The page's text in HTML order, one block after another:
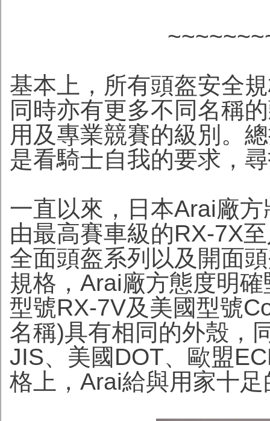
基本上，所有頭盔安全
同時亦有更多不同名稱
用及專業競賽的級別。
是看騎士自我的要求，
一直以來，日本Arai廠
由最高賽車級的RX-7X
全面頭盔系列以及開面
規格，Arai廠方態度明
型號RX-7V及美國型號
名稱)具有相同的外殼，
JIS、美國DOT、歐盟
格上，Arai給與用家十